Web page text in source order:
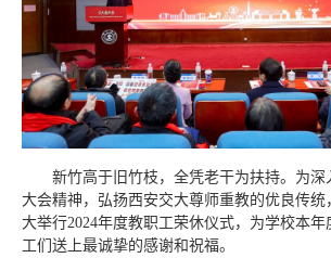
新竹高于旧竹枝，全凭老干为扶持。为
大会精神，弘扬西安交大尊师重教的优良传统
大举行2024年度教职工荣休仪式，为学校本年
工们送上最诚挚的感谢和祝福。